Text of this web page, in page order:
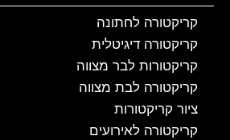
קריקטורה לחתונה
קריקטורה דיגיטלית
קריקטורות לבר מצווה
קריקטורה לבת מצווה
ציור קריקטורות
קריקטורה לאירועים